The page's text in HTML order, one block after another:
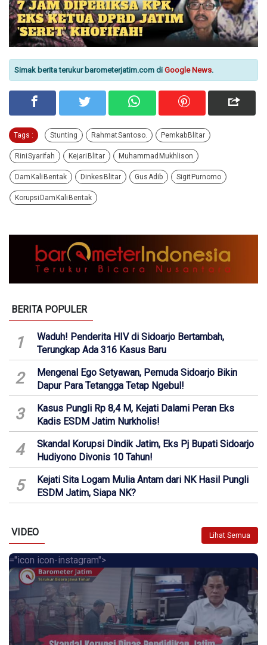
Simak berita terukur barometerjatim.com di Google News.
Tags : Stunting Rahmat Santoso. Pemkab Blitar
Rini Syarifah Kejari Blitar Muhammad Mukhlison
Dam Kali Bentak Dinkes Blitar Gus Adib Sigit Purnomo
Korupsi Dam Kali Bentak
BERITA POPULER
1
Waduh! Penderita HIV di Sidoarjo Bertambah,
Terungkap Ada 316 Kasus Baru
2
Mengenal Ego Setyawan, Pemuda Sidoarjo Bikin
Dapur Para Tetangga Tetap Ngebul!
3
Kasus Pungli Rp 8,4 M, Kejati Dalami Peran Eks
Kadis ESDM Jatim Nurkholis!
4
Skandal Korupsi Dindik Jatim, Eks Pj Bupati Sidoarjo
Hudiyono Divonis 10 Tahun!
5
Kejati Sita Logam Mulia Antam dari NK Hasil Pungli
ESDM Jatim, Siapa NK?
VIDEO Lihat Semua
="icon icon-instagram">